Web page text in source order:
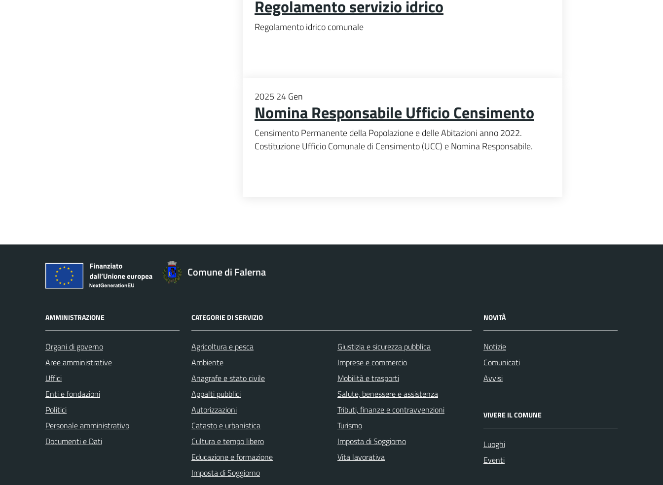
Regolamento servizio idrico
Regolamento idrico comunale
2025 24Gen
Nomina Responsabile Ufficio Censimento
Censimento Permanente della Popolazione e delle Abitazioni anno 2022.
Costituzione Ufficio Comunale di Censimento (UCC) e Nomina Responsabile.
Comune di Falerna
AMMINISTRAZIONE
Organi di governo
Aree amministrative
Uffici
Enti e fondazioni
Politici
Personale amministrativo
Documenti e Dati
CATEGORIE DI SERVIZIO
Agricoltura e pesca
Ambiente
Anagrafe e stato civile
Appalti pubblici
Autorizzazioni
Catasto e urbanistica
Cultura e tempo libero
Educazione e formazione
Imposta di Soggiorno
Giustizia e sicurezza pubblica
Imprese e commercio
Mobilità e trasporti
Salute, benessere e assistenza
Tributi, finanze e contravvenzioni
Turismo
Imposta di Soggiorno
Vita lavorativa
NOVITÀ
Notizie
Comunicati
Avvisi
VIVERE IL COMUNE
Luoghi
Eventi